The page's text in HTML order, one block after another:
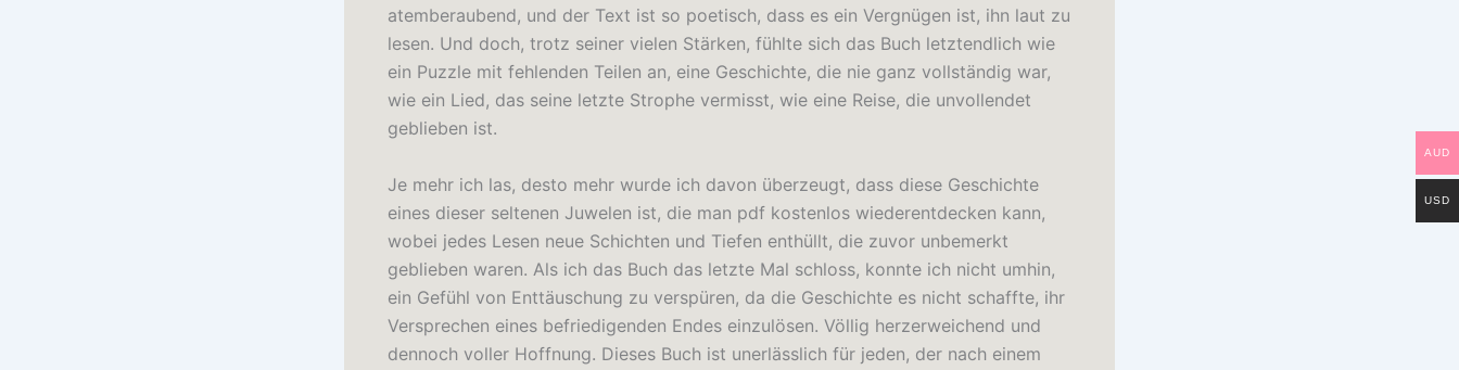
atemberaubend, und der Text ist so poetisch, dass es ein Vergnügen ist, ihn laut zu
lesen. Und doch, trotz seiner vielen Stärken, fühlte sich das Buch letztendlich wie
ein Puzzle mit fehlenden Teilen an, eine Geschichte, die nie ganz vollständig war,
wie ein Lied, das seine letzte Strophe vermisst, wie eine Reise, die unvollendet
geblieben ist.
Je mehr ich las, desto mehr wurde ich davon überzeugt, dass diese Geschichte
eines dieser seltenen Juwelen ist, die man pdf kostenlos wiederentdecken kann,
wobei jedes Lesen neue Schichten und Tiefen enthüllt, die zuvor unbemerkt
geblieben waren. Als ich das Buch das letzte Mal schloss, konnte ich nicht umhin,
ein Gefühl von Enttäuschung zu verspüren, da die Geschichte es nicht schaffte, ihr
Versprechen eines befriedigenden Endes einzulösen. Völlig herzerweichend und
dennoch voller Hoffnung. Dieses Buch ist unerlässlich für jeden, der nach einem
AUD
USD